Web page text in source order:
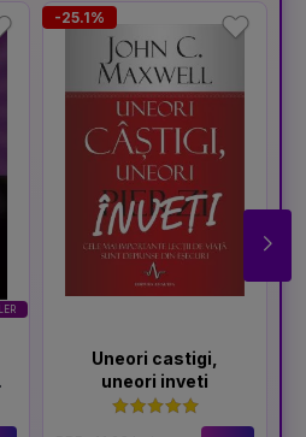
-25.1%
Uneori castigi,
uneori inveti